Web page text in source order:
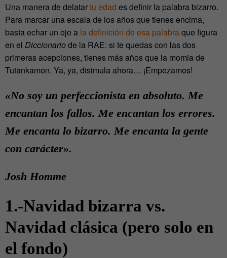
Una manera de delatartu edad es definir la palabra bizarro.
Para marcar una escala de los años que tienes encima,
basta echar un ojo a la definición de esa palabraque figura
en el Diccionariode la RAE: si te quedas con las dos
primeras acepciones, tienes más años que la momia de
Tutankamon. Ya, ya, disimula ahora… ¡Empezamos!
«No soy un perfeccionista en absoluto. Me
encantan los fallos. Me encantan los errores.
Me encanta lo bizarro. Me encanta la gente
con carácter».
Josh Homme
1.-Navidad bizarra vs.
Navidad clásica (pero solo en
el fondo)